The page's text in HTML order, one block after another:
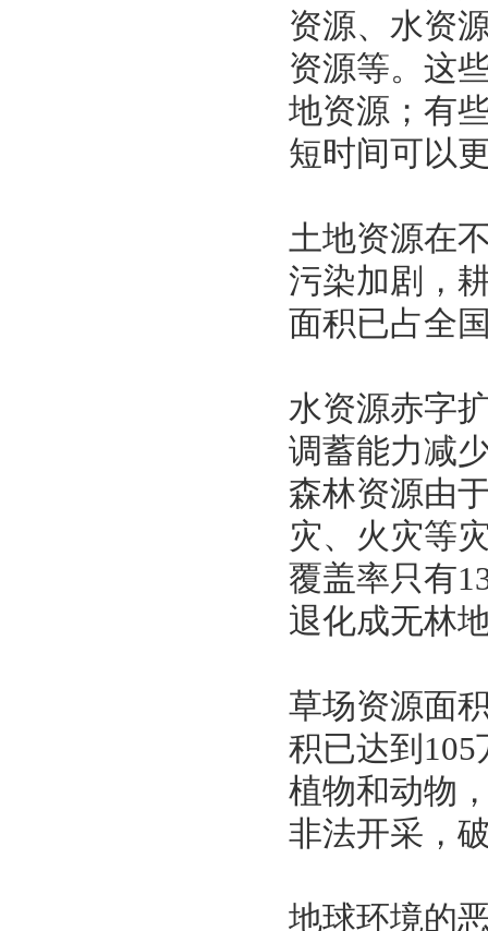
资源、水资
资源等。这
地资源；有
短时间可以
土地资源在
污染加剧，
面积已占全
水资源赤字
调蓄能力减
森林资源由
灾、火灾等
覆盖率只有
退化成无林
草场资源面
积已达到
植物和动物
非法开采，
地球环境的